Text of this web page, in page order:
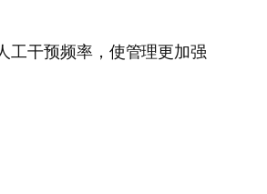
工干预频率，使管理更加强